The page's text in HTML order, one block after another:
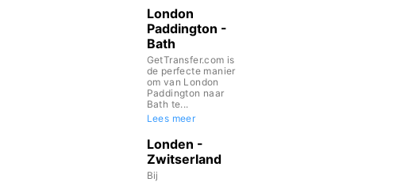
London
Paddington -
Bath
GetTransfer.com is
de perfecte manier
om van London
Paddington naar
Bath te...
Lees meer
Londen -
Zwitserland
Bij